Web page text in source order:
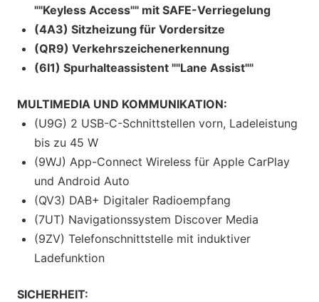
""Keyless Access"" mit SAFE-Verriegelung
(4A3) Sitzheizung für Vordersitze
(QR9) Verkehrszeichenerkennung
(6I1) Spurhalteassistent ""Lane Assist""
MULTIMEDIA UND KOMMUNIKATION:
(U9G) 2 USB-C-Schnittstellen vorn, Ladeleistung
bis zu 45 W
(9WJ) App-Connect Wireless für Apple CarPlay
und Android Auto
(QV3) DAB+ Digitaler Radioempfang
(7UT) Navigationssystem Discover Media
(9ZV) Telefonschnittstelle mit induktiver
Ladefunktion
SICHERHEIT: